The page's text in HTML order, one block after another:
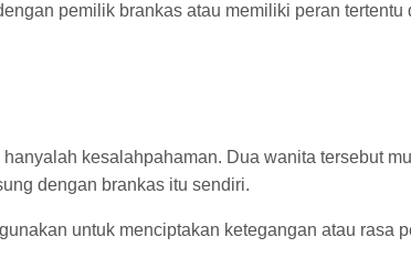
pemilik brankas atau memiliki peran tertentu
kesalahpahaman. Dua wanita tersebut
dengan brankas itu sendiri.
untuk menciptakan ketegangan atau rasa